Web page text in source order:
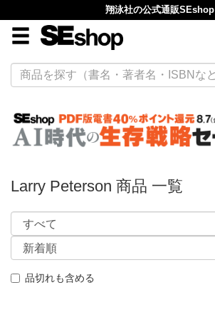
翔泳社の公式通販SEshop
Larry Peterson 商品 一覧
品切れも含める